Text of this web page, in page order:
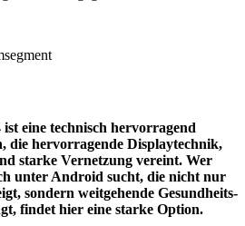
eine technisch hervorragend
die hervorragende Displaytechnik,
starke Vernetzung vereint. Wer
unter Android sucht, die nicht nur
sondern weitgehende Gesundheits-
findet hier eine starke Option.